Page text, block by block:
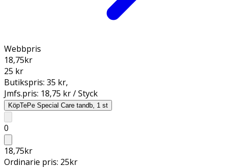
Webbpris
18,75kr
25 kr
Butikspris: 35 kr,
Jmfs.pris: 18,75 kr / Styck
KöpTePe Special Care tandb, 1 st
0
18,75kr
Ordinarie pris: 25kr